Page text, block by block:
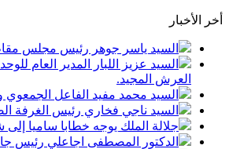
أخر الأخبار
السيد ياسر جوهر رئيس مجلس مقاطعة فاس
السيد عزيز اللبار المدير العام
العرش المجيد.
السيد محمد مفيد الفاعل الجمعوي
السيد ناجي فخاري رئيس الغرفة الصناعة
جلالة الملك يوجه خطابا ساميا
الدكتور المصطفى اجاعلي رئيس